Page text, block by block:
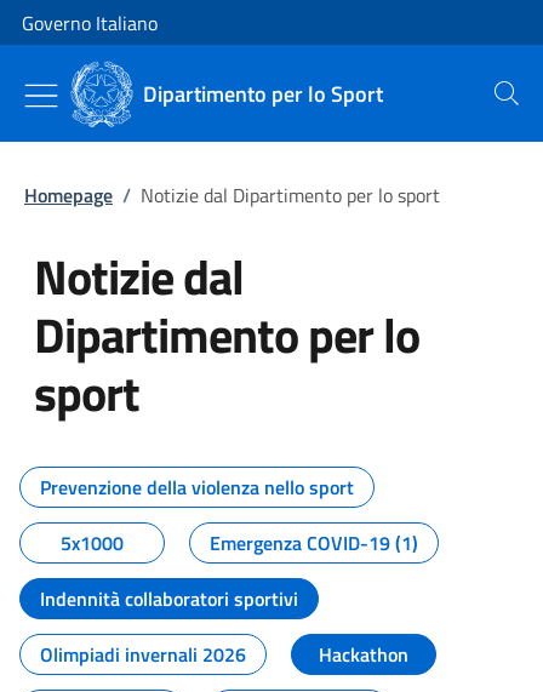
Vai al contenuto
Vai alla navigazione del sito
Governo Italiano
Dipartimento per lo Sport Cerca
Homepage / Notizie dal Dipartimento per lo sport
Notizie dal
Dipartimento per lo
sport
Tutti i contenuti della pagina
Prevenzione della violenza nello sport
5x1000
Emergenza COVID-19 (1)
Indennità collaboratori sportivi
Olimpiadi invernali 2026
Hackathon